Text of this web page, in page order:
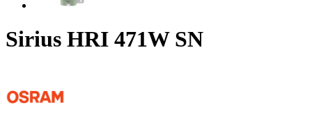
Sirius HRI 471W SN